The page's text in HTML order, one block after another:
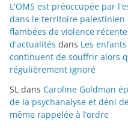
L'OMS est préoccupée par
dans le territoire palestinien
flambées de violence
d'actualités dans Les
continuent de souffrir alors
régulièrement ignoré
SL dans Caroline Goldman
de la psychanalyse et déni
même rappelée à l’ordre